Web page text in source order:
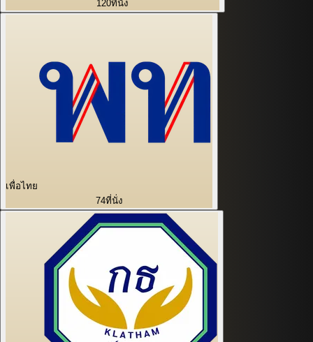
120ที่นั่ง
เพื่อไทย
74ที่นั่ง